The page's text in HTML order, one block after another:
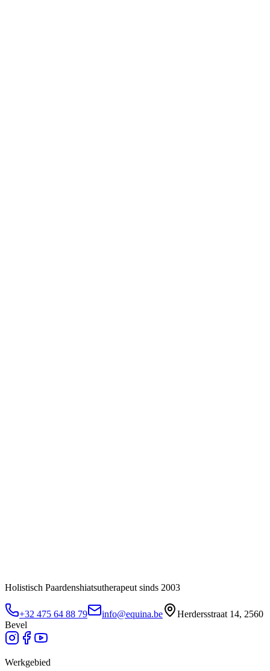
Holistisch Paardenshiatsutherapeut sinds 2003
+32 475 64 88 79 info@equina.be
Herdersstraat 14, 2560
Bevel
Werkgebied